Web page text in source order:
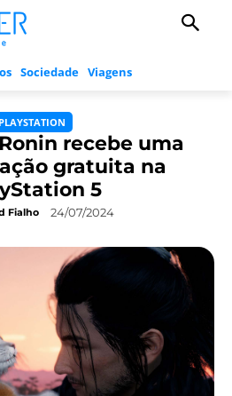
Sociedade Viagens
PLAYSTATION
recebe uma
gratuita na
5
Fialho 24/07/2024